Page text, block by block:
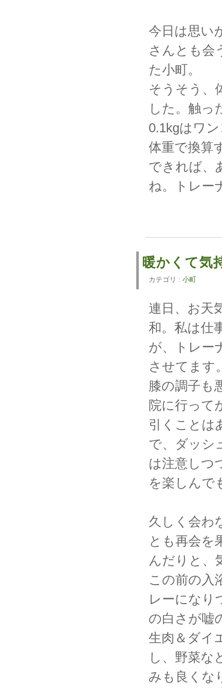
今日は思い
さんとも会
た小町。
そうそう、
した。触っ
0.1kgはワ
体重で換算
できれば、
ね。トレー
暖かくて気
カテゴリ : 小町
連日、お天
和。私は仕
が、トレー
させてます
膝の調子も
院に行って
引くことは
で、ダッシ
は注意しつ
を楽しんで
久しく会わ
とも再会を
んだりと、
この前の入
レーになり
の白さが嘘
生肉＆ダイ
し、野菜な
みも良くな